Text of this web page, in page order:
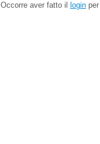
Occorre aver fatto il login